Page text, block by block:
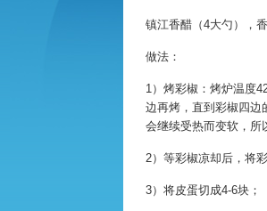
镇江香醋（4大勺），
做法：
1）烤彩椒：烤炉温度
边再烤，直到彩椒四边
会继续受热而变软，所
2）等彩椒凉却后，将
3）将皮蛋切成4-6块；